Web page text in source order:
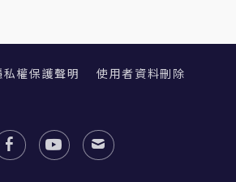
私權保護聲明 使用者資料刪除